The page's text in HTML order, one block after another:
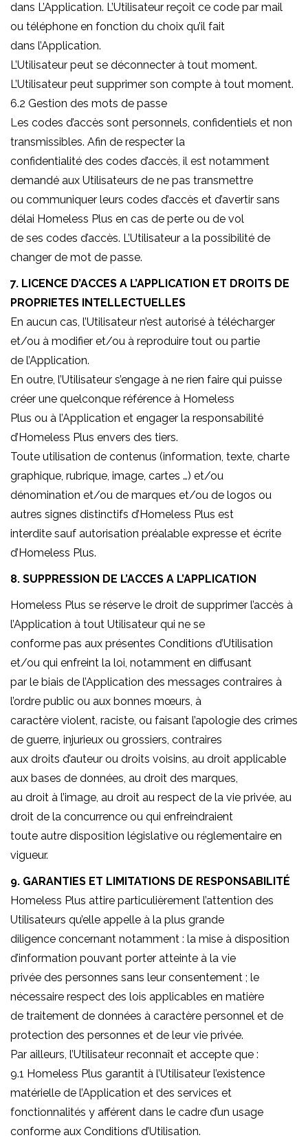
dans L’Application. L’Utilisateur reçoit ce code par mail
ou téléphone en fonction du choix qu’il fait
dans l’Application.
L’Utilisateur peut se déconnecter à tout moment.
L’Utilisateur peut supprimer son compte à tout moment.
6.2 Gestion des mots de passe
Les codes d’accès sont personnels, confidentiels et non
transmissibles. Afin de respecter la
confidentialité des codes d’accès, il est notamment
demandé aux Utilisateurs de ne pas transmettre
ou communiquer leurs codes d’accès et d’avertir sans
délai Homeless Plus en cas de perte ou de vol
de ses codes d’accès. L’Utilisateur a la possibilité de
changer de mot de passe.
7. LICENCE D’ACCES A L’APPLICATION ET DROITS DE
PROPRIETES INTELLECTUELLES
En aucun cas, l’Utilisateur n’est autorisé à télécharger
et/ou à modifier et/ou à reproduire tout ou partie
de l’Application.
En outre, l’Utilisateur s’engage à ne rien faire qui puisse
créer une quelconque référence à Homeless
Plus ou à l’Application et engager la responsabilité
d’Homeless Plus envers des tiers.
Toute utilisation de contenus (information, texte, charte
graphique, rubrique, image, cartes …) et/ou
dénomination et/ou de marques et/ou de logos ou
autres signes distinctifs d’Homeless Plus est
interdite sauf autorisation préalable expresse et écrite
d’Homeless Plus.
8. SUPPRESSION DE L’ACCES A L’APPLICATION
Homeless Plus se réserve le droit de supprimer l’accès à
l’Application à tout Utilisateur qui ne se
conforme pas aux présentes Conditions d’Utilisation
et/ou qui enfreint la loi, notamment en diffusant
par le biais de l’Application des messages contraires à
l’ordre public ou aux bonnes mœurs, à
caractère violent, raciste, ou faisant l’apologie des crimes
de guerre, injurieux ou grossiers, contraires
aux droits d’auteur ou droits voisins, au droit applicable
aux bases de données, au droit des marques,
au droit à l’image, au droit au respect de la vie privée, au
droit de la concurrence ou qui enfreindraient
toute autre disposition législative ou réglementaire en
vigueur.
9. GARANTIES ET LIMITATIONS DE RESPONSABILITÉ
Homeless Plus attire particulièrement l’attention des
Utilisateurs qu’elle appelle à la plus grande
diligence concernant notamment : la mise à disposition
d’information pouvant porter atteinte à la vie
privée des personnes sans leur consentement ; le
nécessaire respect des lois applicables en matière
de traitement de données à caractère personnel et de
protection des personnes et de leur vie privée.
Par ailleurs, l’Utilisateur reconnaît et accepte que :
9.1 Homeless Plus garantit à l’Utilisateur l’existence
matérielle de l’Application et des services et
fonctionnalités y afférent dans le cadre d’un usage
conforme aux Conditions d’Utilisation.